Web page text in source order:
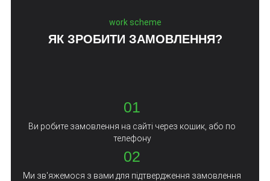
work scheme
ЯК ЗРОБИТИ ЗАМОВЛЕННЯ?
01
Ви робите замовлення на сайті через кошик, або по
телефону
02
Ми зв'яжемося з вами для підтвердження замовлення